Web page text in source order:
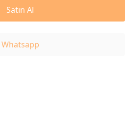
Satın Al
Whatsapp